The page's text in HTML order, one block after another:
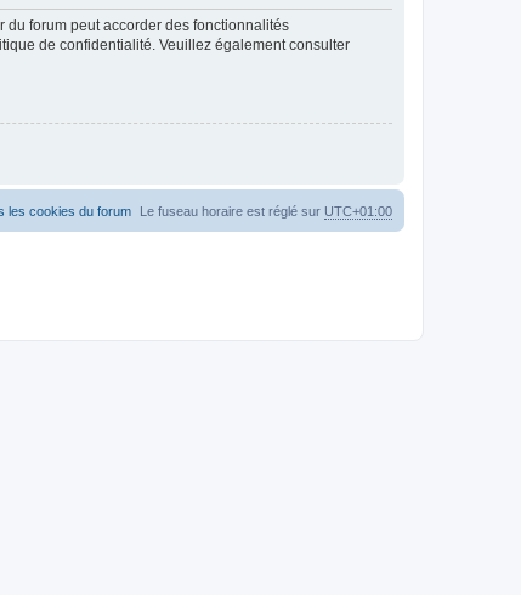
du forum peut accorder des fonctionnalités
de confidentialité. Veuillez également consulter
Le fuseau horaire est réglé sur UTC+01:00
les cookies du forum